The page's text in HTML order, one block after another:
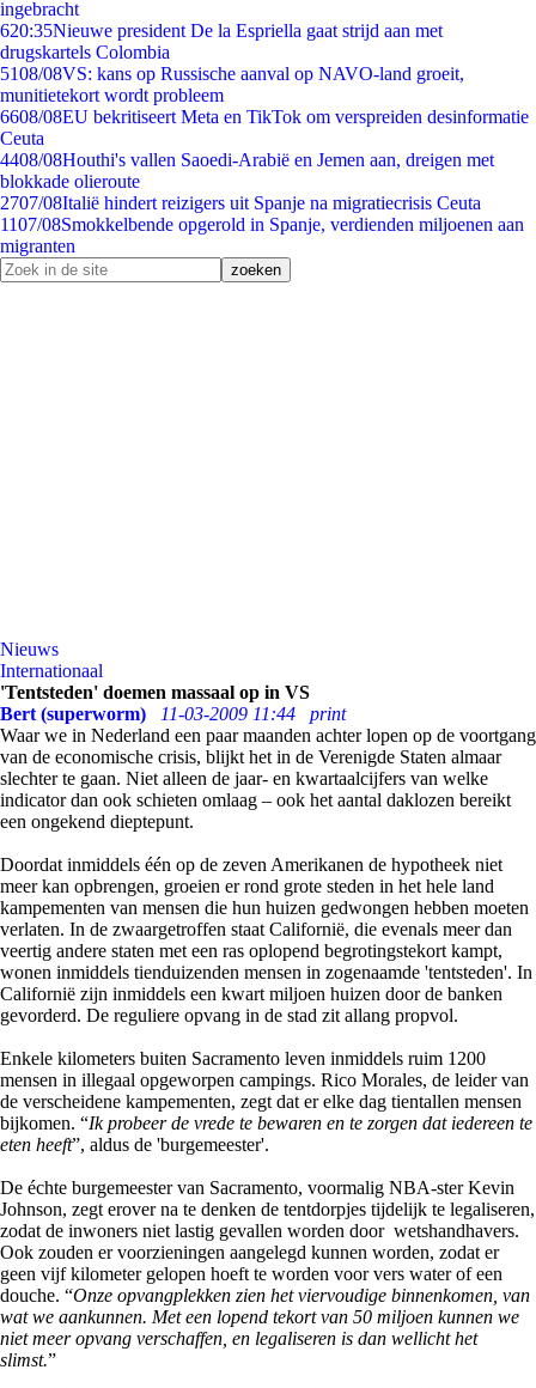
ingebracht
620:35Nieuwe president De la Espriella gaat strijd aan met
drugskartels Colombia
5108/08VS: kans op Russische aanval op NAVO-land groeit,
munitietekort wordt probleem
6608/08EU bekritiseert Meta en TikTok om verspreiden desinformatie
Ceuta
4408/08Houthi's vallen Saoedi-Arabië en Jemen aan, dreigen met
blokkade olieroute
2707/08Italië hindert reizigers uit Spanje na migratiecrisis Ceuta
1107/08Smokkelbende opgerold in Spanje, verdienden miljoenen aan
migranten
Nieuws
Internationaal
'Tentsteden' doemen massaal op in VS
Bert (superworm)
11-03-2009 11:44
print
Waar we in Nederland een paar maanden achter lopen op de voortgang
van de economische crisis, blijkt het in de Verenigde Staten almaar
slechter te gaan. Niet alleen de jaar- en kwartaalcijfers van welke
indicator dan ook schieten omlaag – ook het aantal daklozen bereikt
een ongekend dieptepunt.
Doordat inmiddels één op de zeven Amerikanen de hypotheek niet
meer kan opbrengen, groeien er rond grote steden in het hele land
kampementen van mensen die hun huizen gedwongen hebben moeten
verlaten. In de zwaargetroffen staat Californië, die evenals meer dan
veertig andere staten met een ras oplopend begrotingstekort kampt,
wonen inmiddels tienduizenden mensen in zogenaamde 'tentsteden'. In
Californië zijn inmiddels een kwart miljoen huizen door de banken
gevorderd. De reguliere opvang in de stad zit allang propvol.
Enkele kilometers buiten Sacramento leven inmiddels ruim 1200
mensen in illegaal opgeworpen campings. Rico Morales, de leider van
de verscheidene kampementen, zegt dat er elke dag tientallen mensen
bijkomen. “Ik probeer de vrede te bewaren en te zorgen dat iedereen te
eten heeft”, aldus de 'burgemeester'.
De échte burgemeester van Sacramento, voormalig NBA-ster Kevin
Johnson, zegt erover na te denken de tentdorpjes tijdelijk te legaliseren,
zodat de inwoners niet lastig gevallen worden door wetshandhavers.
Ook zouden er voorzieningen aangelegd kunnen worden, zodat er
geen vijf kilometer gelopen hoeft te worden voor vers water of een
douche. “Onze opvangplekken zien het viervoudige binnenkomen, van
wat we aankunnen. Met een lopend tekort van 50 miljoen kunnen we
niet meer opvang verschaffen, en legaliseren is dan wellicht het
slimst.”